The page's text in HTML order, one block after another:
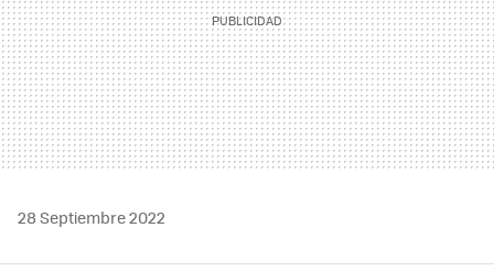
28 Septiembre 2022